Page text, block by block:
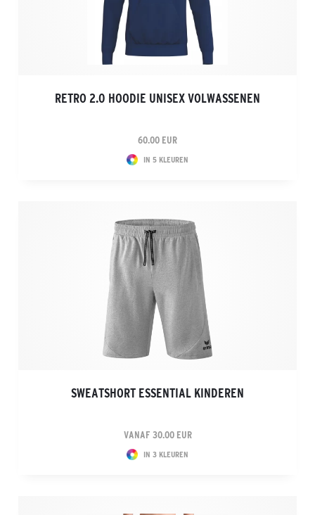
RETRO 2.0 HOODIE UNISEX VOLWASSENEN
60.00 EUR
IN 5 KLEUREN
SWEATSHORT ESSENTIAL KINDEREN
VANAF 30.00 EUR
IN 3 KLEUREN